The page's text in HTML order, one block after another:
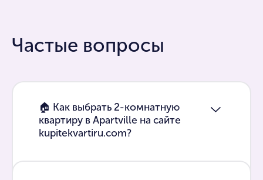
Частые вопросы
🏠 Как выбрать 2-комнатную
квартиру в Apartville на сайте
kupitekvartiru.com?